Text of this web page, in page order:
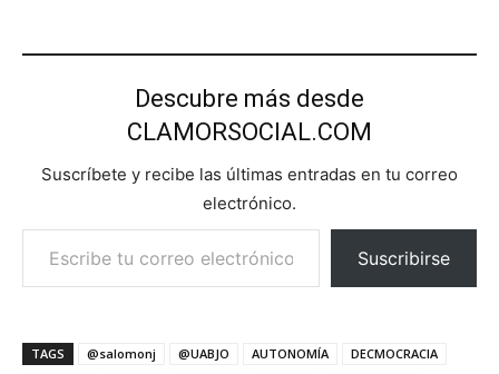
Descubre más desde
CLAMORSOCIAL.COM
Suscríbete y recibe las últimas entradas en tu correo
electrónico.
Escribe tu correo electrónico…
Suscribirse
TAGS @salomonj @UABJO AUTONOMÍA
DECMOCRACIA